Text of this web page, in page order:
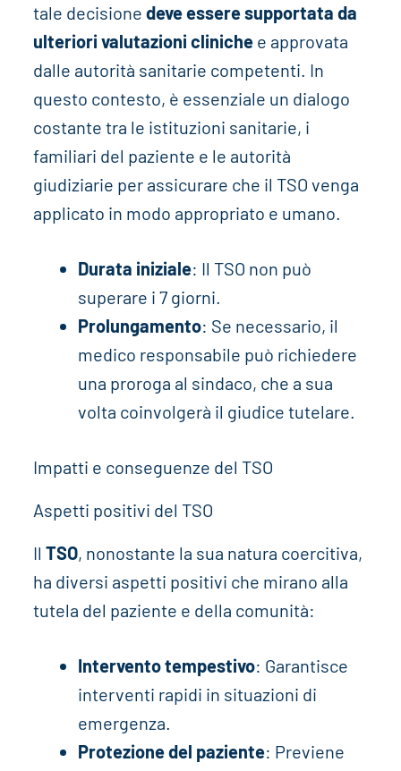
tale decisione deve essere supportata da
ulteriori valutazioni clinichee approvata
dalle autorità sanitarie competenti. In
questo contesto, è essenziale un dialogo
costante tra le istituzioni sanitarie, i
familiari del paziente e le autorità
giudiziarie per assicurare che il TSO venga
applicato in modo appropriato e umano.
Durata iniziale: Il TSO non può
superare i 7 giorni.
Prolungamento: Se necessario, il
medico responsabile può richiedere
una proroga al sindaco, che a sua
volta coinvolgerà il giudice tutelare.
Impatti e conseguenze del TSO
Aspetti positivi del TSO
Il TSO, nonostante la sua natura coercitiva,
ha diversi aspetti positivi che mirano alla
tutela del paziente e della comunità:
Intervento tempestivo: Garantisce
interventi rapidi in situazioni di
emergenza.
Protezione del paziente: Previene